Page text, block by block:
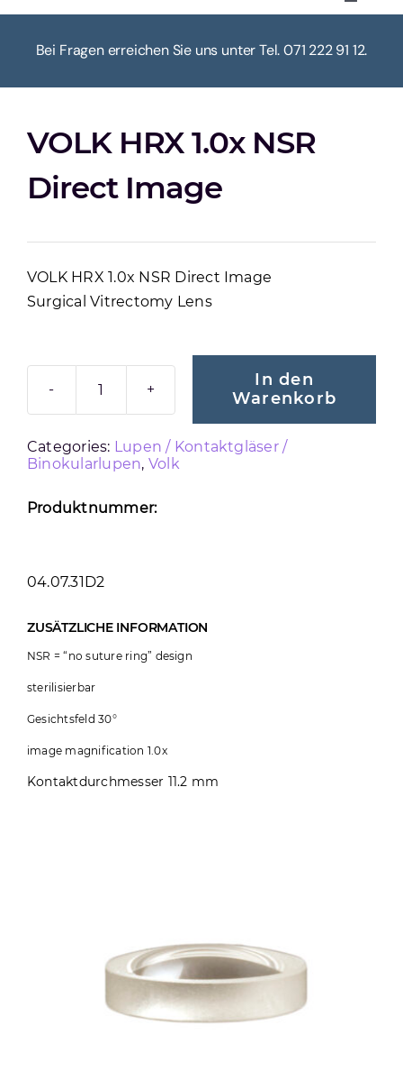
Toggle
HOME
MEIN KONTO
Bei Fragen erreichen Sie uns unter Tel. 071 222 91 12.
VOLK HRX 1.0x NSR
Direct Image
VOLK HRX 1.0x NSR Direct Image
Surgical Vitrectomy Lens
VOLK
1.0X
NSR
In den
Warenkorb
Categories: Lupen / Kontaktgläser /
Binokularlupen, Volk
Produktnummer:
04.07.31D2
ZUSÄTZLICHE INFORMATION
NSR = “no suture ring” design
sterilisierbar
Gesichtsfeld 30°
image magnification 1.0x
Kontaktdurchmesser 11.2 mm